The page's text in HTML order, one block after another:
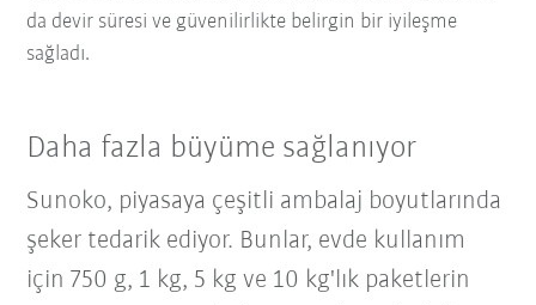
da devir süresi ve güvenilirlikte belirgin bir iyileşme
sağladı.
Daha fazla büyüme sağlanıyor
Sunoko, piyasaya çeşitli ambalaj boyutlarında
şeker tedarik ediyor. Bunlar, evde kullanım
için 750 g, 1 kg, 5 kg ve 10 kg'lık paketlerin